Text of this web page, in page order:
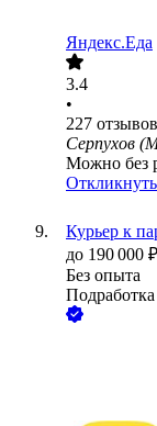
Яндекс.Еда
3.4
•
227 отзывов
Серпухов
Можно без
Курьер к
до 190 000 ₽
Без опыта
Подработка